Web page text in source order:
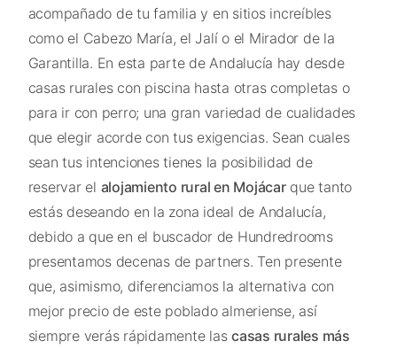
acompañado de tu familia y en sitios increíbles
como el Cabezo María, el Jalí o el Mirador de la
Garantilla. En esta parte de Andalucía hay desde
casas rurales con piscina hasta otras completas o
para ir con perro; una gran variedad de cualidades
que elegir acorde con tus exigencias. Sean cuales
sean tus intenciones tienes la posibilidad de
reservar el alojamiento rural en Mojácarque tanto
estás deseando en la zona ideal de Andalucía,
debido a que en el buscador de Hundredrooms
presentamos decenas de partners. Ten presente
que, asimismo, diferenciamos la alternativa con
mejor precio de este poblado almeriense, así
siempre verás rápidamente las casas rurales más